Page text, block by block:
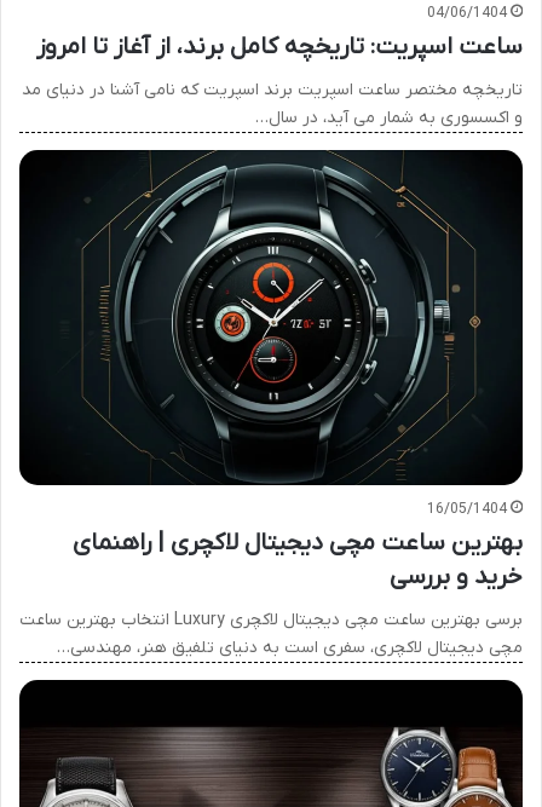
04/06/1404
ساعت اسپریت: تاریخچه کامل برند، از آغاز تا امروز
تاریخچه مختصر ساعت اسپریت برند اسپریت که نامی آشنا در دنیای مد
و اکسسوری به شمار می آید، در سال…
16/05/1404
بهترین ساعت مچی دیجیتال لاکچری | راهنمای
خرید و بررسی
برسی بهترین ساعت مچی دیجیتال لاکچری Luxury انتخاب بهترین ساعت
مچی دیجیتال لاکچری، سفری است به دنیای تلفیق هنر، مهندسی…